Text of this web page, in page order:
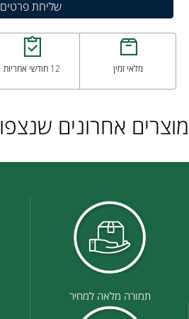
מלאי זמין 12 חודשי אחריות
מוצרים אחרונים שנצפו
תמורה מלאה למחיר